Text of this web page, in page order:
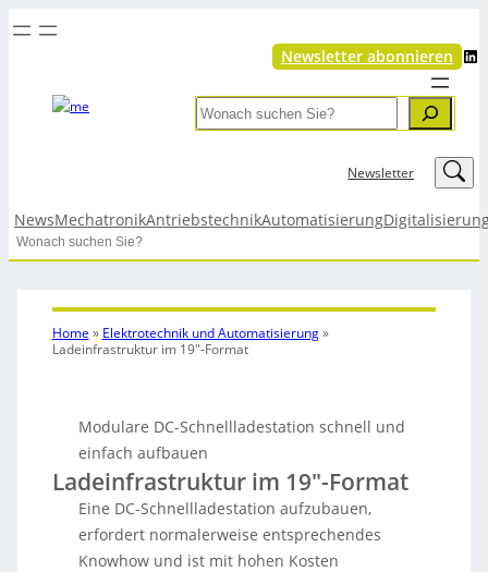
Newsletter abonnieren LinkedIn
Search
Newsletter LinkedIn
NewsMechatronikAntriebstechnikAutomatisierung
Search
Home » Elektrotechnik und Automatisierung»
Ladeinfrastruktur im 19″-Format
Modulare DC-Schnellladestation schnell und
einfach aufbauen
Ladeinfrastruktur im 19″-Format
Eine DC-Schnellladestation aufzubauen,
erfordert normalerweise entsprechendes
Knowhow und ist mit hohen Kosten